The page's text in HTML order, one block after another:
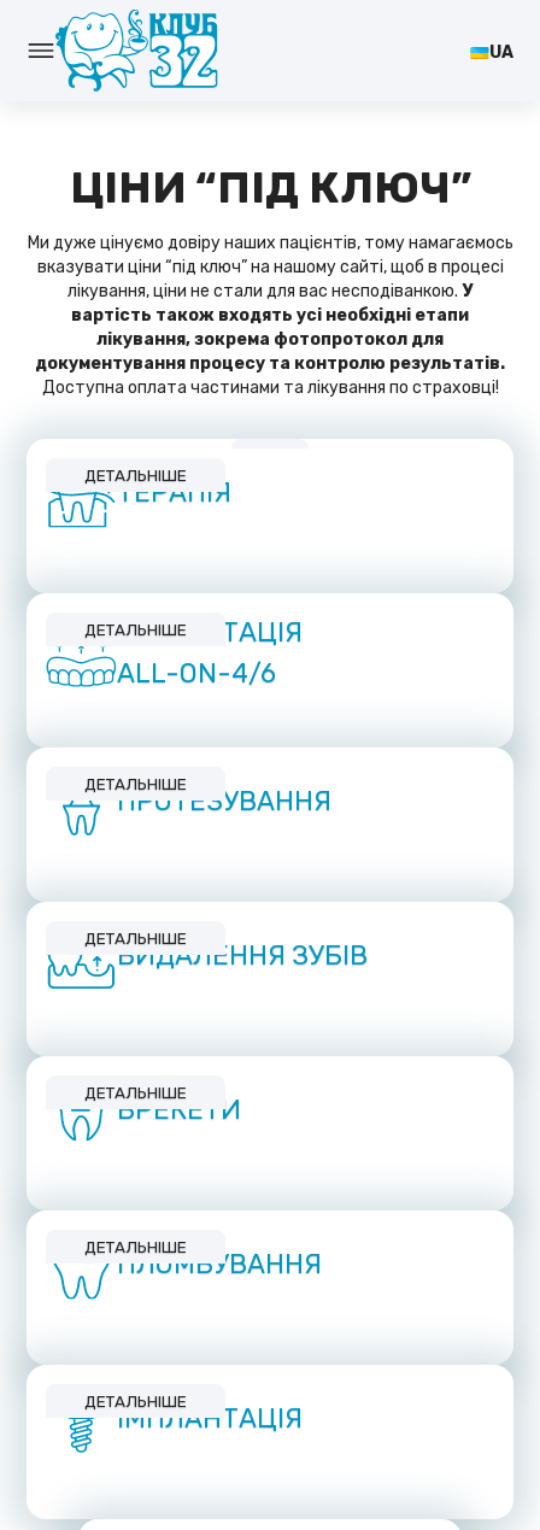
UA
ЦІНИ “ПІД КЛЮЧ”
Ми дуже цінуємо довіру наших пацієнтів, тому намагаємось
вказувати ціни “під ключ” на нашому сайті, щоб в процесі
лікування, ціни не стали для вас несподіванкою. У
вартість також входять усі необхідні етапи
лікування, зокрема фотопротокол для
документування процесу та контролю результатів.
Доступна оплата частинами та лікування по страховці!
ТЕРАПІЯ
ДЕТАЛЬНІШЕ
ІМПЛАНТАЦІЯ
ALL-ON-4/6
ДЕТАЛЬНІШЕ
ПРОТЕЗУВАННЯ
ДЕТАЛЬНІШЕ
ВИДАЛЕННЯ ЗУБІВ
ДЕТАЛЬНІШЕ
БРЕКЕТИ
ДЕТАЛЬНІШЕ
ПЛОМБУВАННЯ
ДЕТАЛЬНІШЕ
ІМПЛАНТАЦІЯ
ДЕТАЛЬНІШЕ